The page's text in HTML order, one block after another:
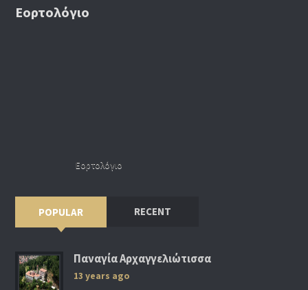
Εορτολόγιο
Εορτολόγιο
POPULAR RECENT
Παναγία Αρχαγγελιώτισσα
13 years ago